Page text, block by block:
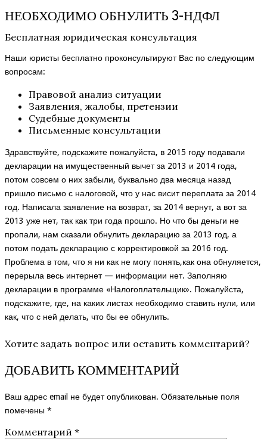
НЕОБХОДИМО ОБНУЛИТЬ 3-НДФЛ
Бесплатная юридическая консультация
Наши юристы бесплатно проконсультируют Вас по следующим
вопросам:
Правовой анализ ситуации
Заявления, жалобы, претензии
Судебные документы
Письменные консультации
Здравствуйте, подскажите пожалуйста, в 2015 году подавали
декларации на имущественный вычет за 2013 и 2014 года,
потом совсем о них забыли, буквально два месяца назад
пришло письмо с налоговой, что у нас висит переплата за 2014
год. Написала заявление на возврат, за 2014 вернут, а вот за
2013 уже нет, так как три года прошло. Но что бы деньги не
пропали, нам сказали обнулить декларацию за 2013 год, а
потом подать декларацию с корректировкой за 2016 год.
Проблема в том, что я ни как не могу понять,как она обнуляется,
перерыла весь интернет — информации нет. Заполняю
декларации в программе «Налогоплательщик». Пожалуйста,
подскажите, где, на каких листах необходимо ставить нули, или
как, что с ней делать, что бы ее обнулить.
Хотите задать вопрос или оставить комментарий?
ДОБАВИТЬ КОММЕНТАРИЙ
Ваш адрес email не будет опубликован. Обязательные поля
помечены *
Комментарий *